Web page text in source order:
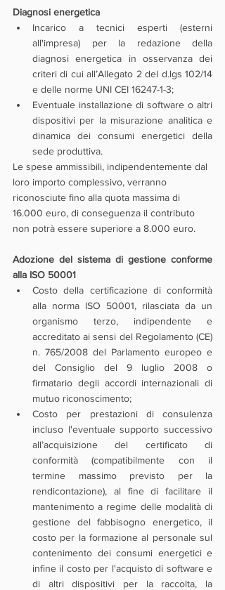
Diagnosi energetica
Incarico a tecnici esperti (esterni
all'impresa) per la redazione della
diagnosi energetica in
osservanza dei
criteri di cui all’Allegato 2 del d.lgs 102/14
e delle norme UNI CEI 16247-1-3;
Eventuale installazione di software o altri
dispositivi per la misurazione analitica e
dinamica dei consumi energetici della
sede produttiva.
Le spese ammissibili, indipendentemente dal
loro importo complessivo, verranno
riconosciute fino alla quota massima di
16.000 euro, di conseguenza il contributo
non potrà essere superiore a 8.000 euro.
Adozione del sistema di gestione conforme
alla ISO 50001
Costo della certificazione di conformità
alla norma ISO 50001, rilasciata da un
organismo terzo, indipendente e
accreditato ai sensi del Regolamento (CE)
n. 765/2008 del Parlamento europeo e
del Consiglio del 9 luglio 2008 o
firmatario degli accordi internazionali di
mutuo riconoscimento;
Costo per prestazioni di consulenza
incluso l'eventuale supporto successivo
all’acquisizione del certificato di
conformità (compatibilmente con il
termine massimo previsto per la
rendicontazione), al fine di facilitare il
mantenimento a regime delle modalità di
gestione del fabbisogno energetico, il
costo per la formazione al personale sul
contenimento dei consumi energetici e
infine il costo per l'acquisto di software e
di altri dispositivi per la raccolta, la